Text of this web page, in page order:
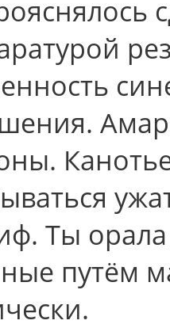
Ты
путём